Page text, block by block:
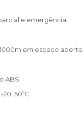
e emergência
em espaço aberto
ABS